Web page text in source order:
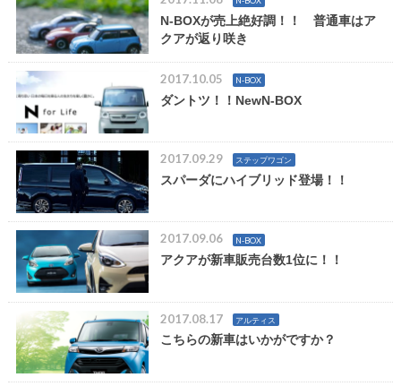
N-BOXが売上絶好調！！ 普通車はア
クアが返り咲き
2017.10.05 N-BOX
ダントツ！！NewN-BOX
2017.09.29 ステップワゴン
スパーダにハイブリッド登場！！
2017.09.06 N-BOX
アクアが新車販売台数1位に！！
2017.08.17 アルティス
こちらの新車はいかがですか？